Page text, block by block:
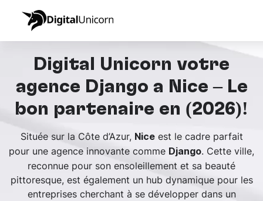
Digital Unicorn votre
agence Django à Nice – Le
bon partenaire en (2026)!
Située sur la Côte d’Azur, Niceest le cadre parfait
pour une agence innovante comme Django. Cette ville,
reconnue pour son ensoleillement et sa beauté
pittoresque, est également un hub dynamique pour les
entreprises cherchant à se développer dans un